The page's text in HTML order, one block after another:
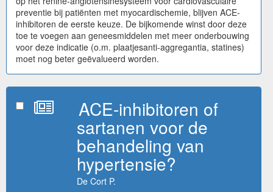
preventie bij patiënten met myocardischemie, blijven ACE-
inhibitoren de eerste keuze. De bijkomende winst door deze
toe te voegen aan geneesmiddelen met meer onderbouwing
voor deze indicatie (o.m. plaatjesanti-aggregantia, statines)
moet nog beter geëvalueerd worden.
ACE-inhibitoren of
sartanen voor de
behandeling van
hypertensie?
De Cort P.